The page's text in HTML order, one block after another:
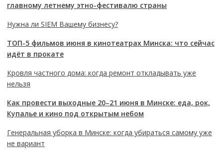
главному летнему этно-фестивалю страны
Нужна ли SIEM Вашему бизнесу?
ТОП-5 фильмов июня в кинотеатрах Минска: что сейчас
идёт в прокате
Кровля частного дома: когда ремонт откладывать уже
нельзя
Как провести выходные 20–21 июня в Минске: еда, рок,
Купалье и кино под открытым небом
Генеральная уборка в Минске: когда убираться самому уже
не вариант